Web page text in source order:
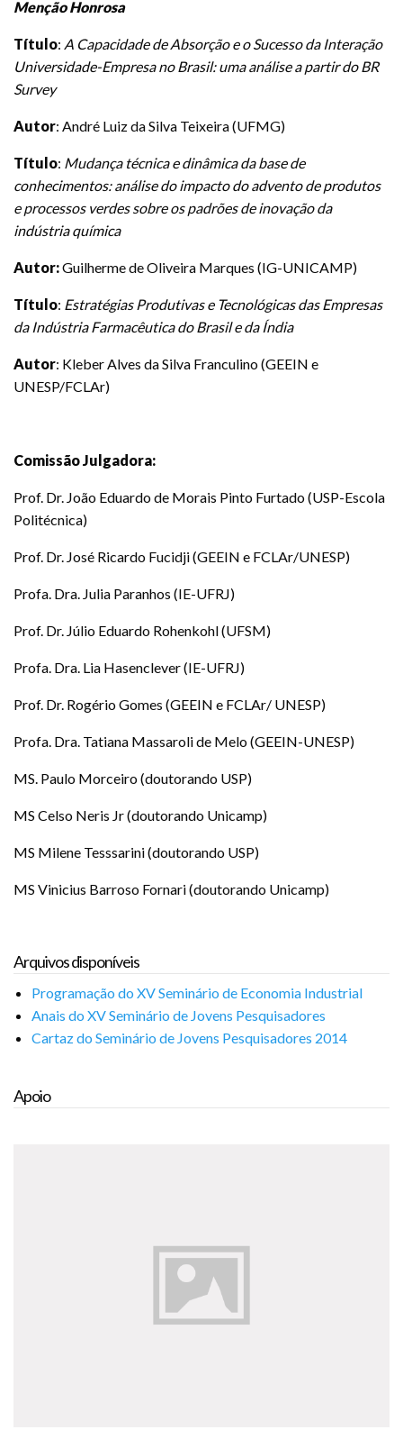
Menção Honrosa
Título: A Capacidade de Absorção e o Sucesso da Interação
Universidade-Empresa no Brasil: uma análise a partir do BR
Survey
Autor: André Luiz da Silva Teixeira (UFMG)
Título: Mudança técnica e dinâmica da base de
conhecimentos: análise do impacto do advento de produtos
e processos verdes sobre os padrões de inovação da
indústria química
Autor:Guilherme de Oliveira Marques (IG-UNICAMP)
Título: Estratégias Produtivas e Tecnológicas das Empresas
da Indústria Farmacêutica do Brasil e da Índia
Autor: Kleber Alves da Silva Franculino (GEEIN e
UNESP/FCLAr)
Comissão Julgadora:
Prof. Dr. João Eduardo de Morais Pinto Furtado (USP-Escola
Politécnica)
Prof. Dr. José Ricardo Fucidji (GEEIN e FCLAr/UNESP)
Profa. Dra. Julia Paranhos (IE-UFRJ)
Prof. Dr. Júlio Eduardo Rohenkohl (UFSM)
Profa. Dra. Lia Hasenclever (IE-UFRJ)
Prof. Dr. Rogério Gomes (GEEIN e FCLAr/ UNESP)
Profa. Dra. Tatiana Massaroli de Melo (GEEIN-UNESP)
MS. Paulo Morceiro (doutorando USP)
MS Celso Neris Jr (doutorando Unicamp)
MS Milene Tesssarini (doutorando USP)
MS Vinicius Barroso Fornari (doutorando Unicamp)
Arquivos disponíveis
Programação do XV Seminário de Economia Industrial
Anais do XV Seminário de Jovens Pesquisadores
Cartaz do Seminário de Jovens Pesquisadores 2014
Apoio